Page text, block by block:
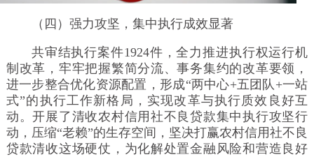
（四）强力攻坚，集中执行成效显著
共审结执行案件1924件，全力推进执行权运行机
制改革，牢牢把握繁简分流、事务集约的改革要领，
进一步整合优化资源配置，形成“两中心+五团队+一站
式”的执行工作新格局，实现改革与执行质效良好互
动。开展了清收农村信用社不良贷款集中执行攻坚行
动，压缩“老赖”的生存空间，坚决打赢农村信用社不良
贷款清收这场硬仗，为化解处置金融风险和营造良好